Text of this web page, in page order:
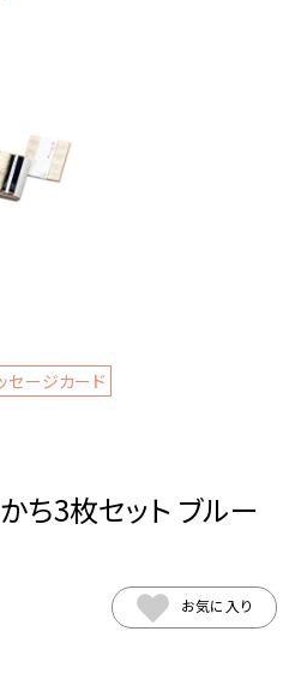
セージカード
ち3枚セット ブルー
お気に入り